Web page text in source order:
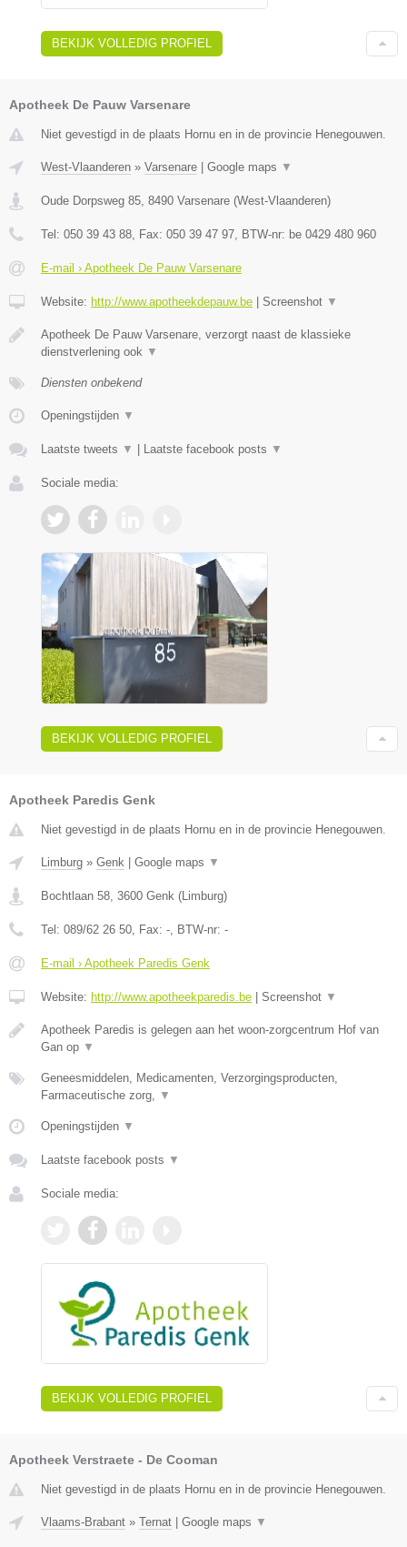
BEKIJK VOLLEDIG PROFIEL
Apotheek De Pauw Varsenare
Niet gevestigd in de plaats Hornu en in de provincie Henegouwen.
West-Vlaanderen » Varsenare Google maps ▼
Oude Dorpsweg 85 8490 Varsenare (West-Vlaanderen)
Tel: 050 39 43 88 , Fax: 050 39 47 97 , BTW-nr: be 0429 480 960
E-mail › Apotheek De Pauw Varsenare
Website: http://www.apotheekdepauw.be Screenshot ▼
Apotheek De Pauw Varsenare, verzorgt naast de klassieke
dienstverlening ook ▼
Diensten onbekend
Openingstijden ▼
Laatste tweets ▼ Laatste facebook posts ▼
Sociale media:
BEKIJK VOLLEDIG PROFIEL
Apotheek Paredis Genk
Niet gevestigd in de plaats Hornu en in de provincie Henegouwen.
Limburg » Genk | Google maps ▼
Bochtlaan 58 3600 Genk (Limburg)
Tel: 089/62 26 50 , Fax: - , BTW-nr: -
E-mail › Apotheek Paredis Genk
Website: http://www.apotheekparedis.be | Screenshot ▼
Apotheek Paredis is gelegen aan het woon-zorgcentrum Hof van
Gan op ▼
Geneesmiddelen, Medicamenten, Verzorgingsproducten,
Farmaceutische zorg,
▼
Openingstijden ▼
Laatste facebook posts ▼
Sociale media:
BEKIJK VOLLEDIG PROFIEL
Apotheek Verstraete - De Cooman
Niet gevestigd in de plaats Hornu en in de provincie Henegouwen.
Vlaams-Brabant » Ternat | Google maps ▼